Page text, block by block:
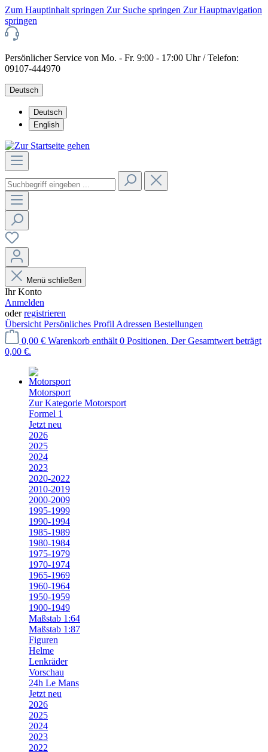
Zum Hauptinhalt springen Zur Suche springen Zur Hauptnavigation
springen
Persönlicher Service von Mo. - Fr. 9:00 - 17:00 Uhr / Telefon:
09107-444970
Deutsch
Deutsch
English
Menü schließen
Ihr Konto
Anmelden
oderregistrieren
Übersicht Persönliches Profil Adressen Bestellungen
0,00 € Warenkorb enthält 0 Positionen. Der Gesamtwert beträgt
0,00 €.
Motorsport
Zur Kategorie Motorsport
Formel 1
Jetzt neu
2026
2025
2024
2023
2020-2022
2010-2019
2000-2009
1995-1999
1990-1994
1985-1989
1980-1984
1975-1979
1970-1974
1965-1969
1960-1964
1950-1959
1900-1949
Maßstab 1:64
Maßstab 1:87
Figuren
Helme
Lenkräder
Vorschau
24h Le Mans
Jetzt neu
2026
2025
2024
2023
2022